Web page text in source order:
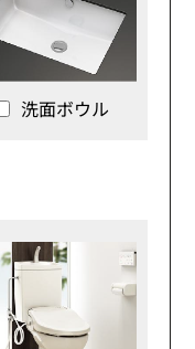
洗面ボウル